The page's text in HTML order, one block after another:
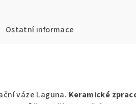
Ostatní informace
váze Laguna. Keramické